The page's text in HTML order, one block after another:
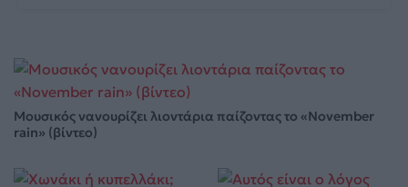
Μουσικός νανουρίζει λιοντάρια παίζοντας το «November
rain» (βίντεο)